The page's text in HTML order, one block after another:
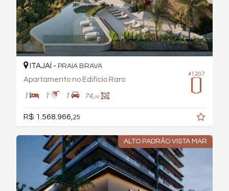
#1.207
ITAJAÍ - PRAIA BRAVA
Apartamento no Edifício Raro
1 1 1 74,00
R$ 1.568.966, 25
ALTO PADRÃO VISTA MAR